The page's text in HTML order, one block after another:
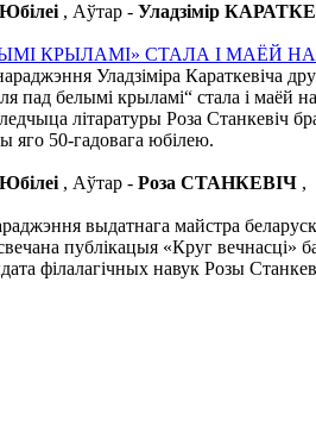
Юбілеі , Аўтар - Уладзімір
КРЫЛАМІ» СТАЛА І МАЁЙ
Уладзіміра Караткевіча
пад белымі крыламі“ стала і маёй
літаратуры Роза Станкевіч
яго 50-гадовага юбілею.
Юбілеі , Аўтар - Роза СТАНКЕВІЧ ,
выдатнага майстра
публікацыя «Круг вечнасці»
філалагічных навук Розы